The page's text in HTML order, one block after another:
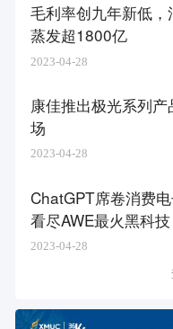
毛利率创九年新低
蒸发超1800亿
2023-04-28
康佳推出极光系列
场
2023-04-28
ChatGPT席卷消费
看尽AWE最火黑科技
2023-04-28